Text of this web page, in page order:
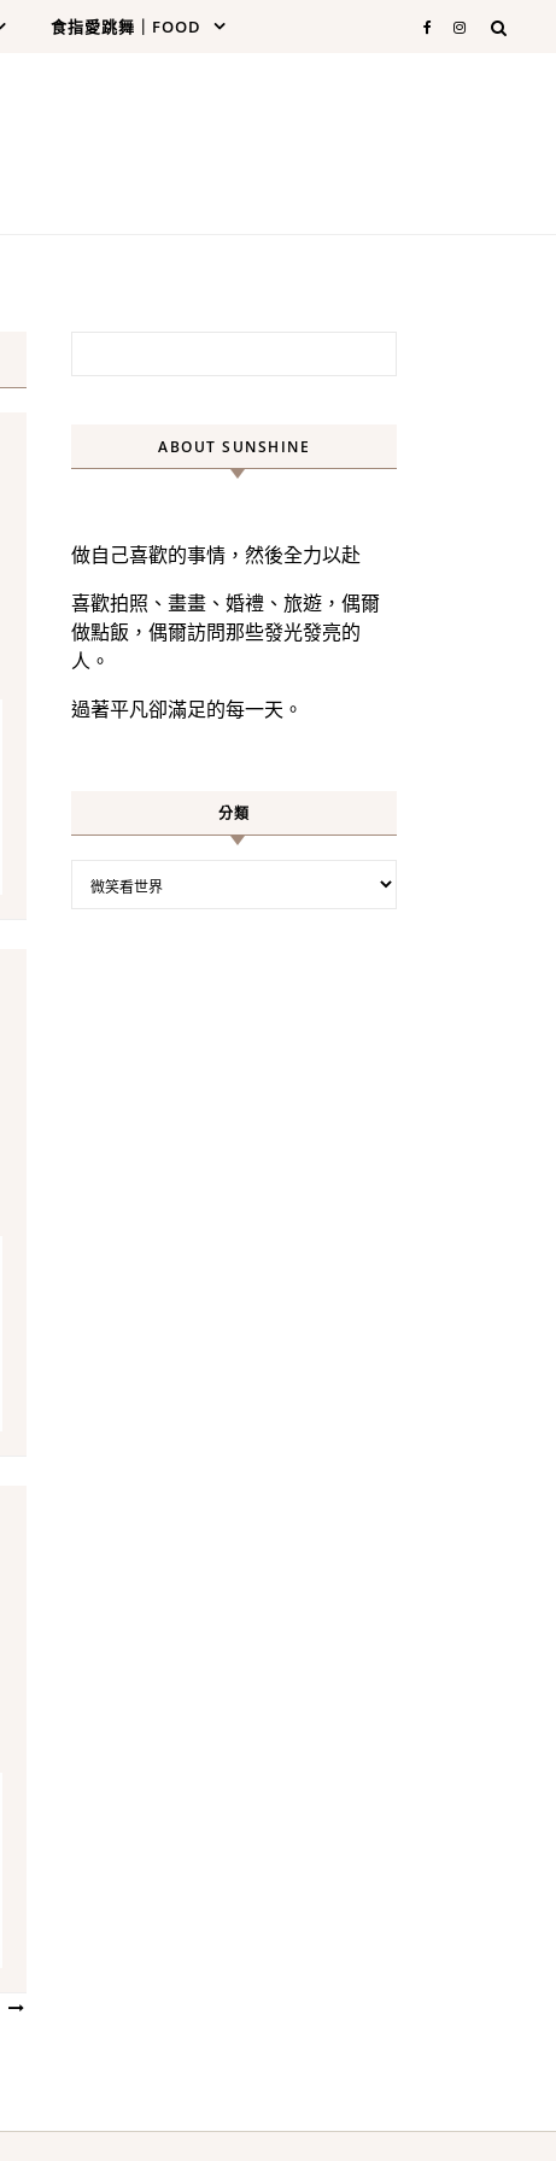
食指愛跳舞｜FOOD
ABOUT SUNSHINE
做自己喜歡的事情，然後全力以赴
喜歡拍照、畫畫、婚禮、旅遊，偶爾
做點飯，偶爾訪問那些發光發亮的
人。
過著平凡卻滿足的每一天。
分類